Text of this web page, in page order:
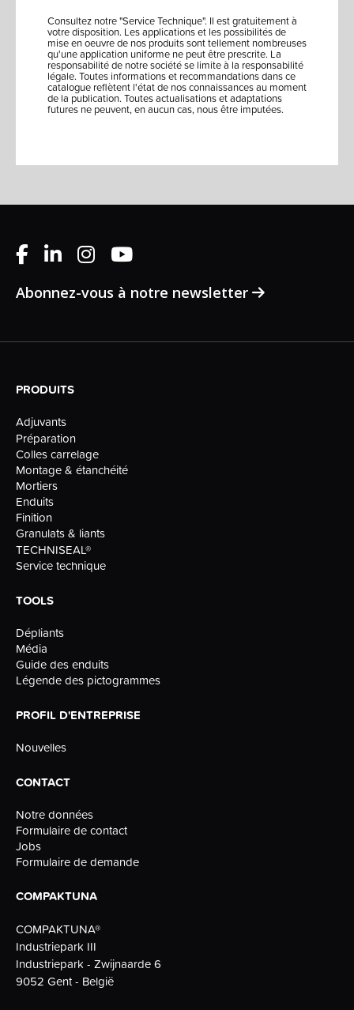
Consultez notre "Service Technique". Il est gratuitement à
votre disposition. Les applications et les possibilités de
mise en oeuvre de nos produits sont tellement nombreuses
qu'une application uniforme ne peut être prescrite. La
responsabilité de notre société se limite à la responsabilité
légale. Toutes informations et recommandations dans ce
catalogue reflètent l'état de nos connaissances au moment
de la publication. Toutes actualisations et adaptations
futures ne peuvent, en aucun cas, nous être imputées.
Abonnez-vous à notre newsletter
PRODUITS
Adjuvants
Préparation
Colles carrelage
Montage & étanchéité
Mortiers
Enduits
Finition
Granulats & liants
TECHNISEAL®
Service technique
TOOLS
Dépliants
Média
Guide des enduits
Légende des pictogrammes
PROFIL D'ENTREPRISE
Nouvelles
CONTACT
Notre données
Formulaire de contact
Jobs
Formulaire de demande
COMPAKTUNA
COMPAKTUNA®
Industriepark III
Industriepark - Zwijnaarde 6
9052 Gent - België